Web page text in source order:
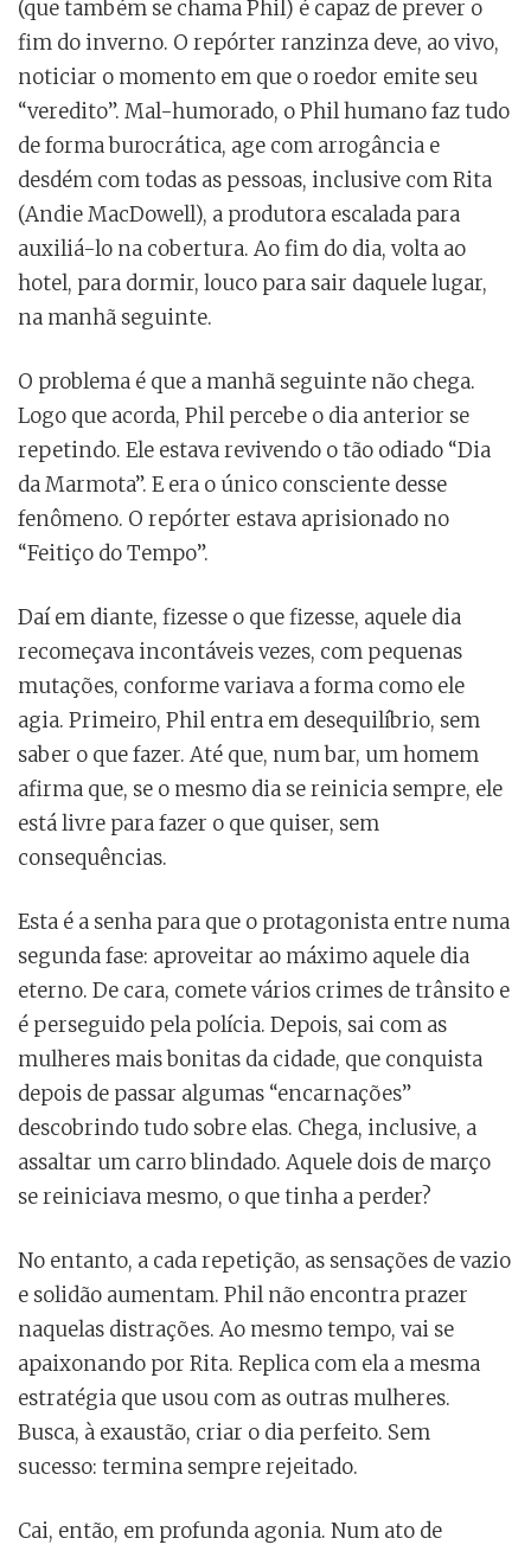
(que também se chama Phil) é capaz de prever o
fim do inverno. O repórter ranzinza deve, ao vivo,
noticiar o momento em que o roedor emite seu
“veredito”. Mal-humorado, o Phil humano faz tudo
de forma burocrática, age com arrogância e
desdém com todas as pessoas, inclusive com Rita
(Andie MacDowell), a produtora escalada para
auxiliá-lo na cobertura. Ao fim do dia, volta ao
hotel, para dormir, louco para sair daquele lugar,
na manhã seguinte.
O problema é que a manhã seguinte não chega.
Logo que acorda, Phil percebe o dia anterior se
repetindo. Ele estava revivendo o tão odiado “Dia
da Marmota”. E era o único consciente desse
fenômeno. O repórter estava aprisionado no
“Feitiço do Tempo”.
Daí em diante, fizesse o que fizesse, aquele dia
recomeçava incontáveis vezes, com pequenas
mutações, conforme variava a forma como ele
agia. Primeiro, Phil entra em desequilíbrio, sem
saber o que fazer. Até que, num bar, um homem
afirma que, se o mesmo dia se reinicia sempre, ele
está livre para fazer o que quiser, sem
consequências.
Esta é a senha para que o protagonista entre numa
segunda fase: aproveitar ao máximo aquele dia
eterno. De cara, comete vários crimes de trânsito e
é perseguido pela polícia. Depois, sai com as
mulheres mais bonitas da cidade, que conquista
depois de passar algumas “encarnações”
descobrindo tudo sobre elas. Chega, inclusive, a
assaltar um carro blindado. Aquele dois de março
se reiniciava mesmo, o que tinha a perder?
No entanto, a cada repetição, as sensações de vazio
e solidão aumentam. Phil não encontra prazer
naquelas distrações. Ao mesmo tempo, vai se
apaixonando por Rita. Replica com ela a mesma
estratégia que usou com as outras mulheres.
Busca, à exaustão, criar o dia perfeito. Sem
sucesso: termina sempre rejeitado.
Cai, então, em profunda agonia. Num ato de